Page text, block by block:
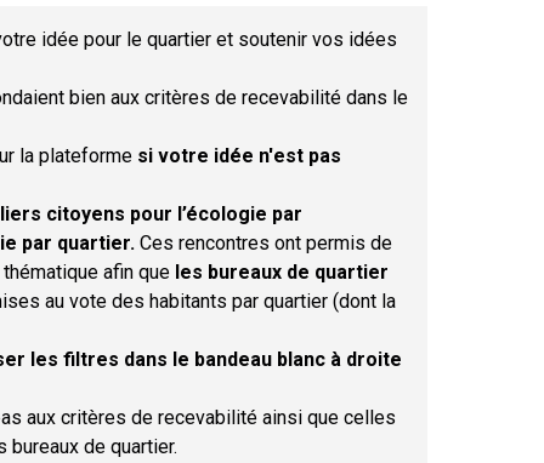
idée pour le quartier et soutenir vos idées
bien aux critères de recevabilité dans le
la plateforme si votre idée n'est pas
citoyens pour l’écologie par
par quartier. Ces rencontres ont permis de
afin que les bureaux de quartier
au vote des habitants par quartier (dont la
les filtres dans le bandeau blanc à droite
aux critères de recevabilité ainsi que celles
de quartier.